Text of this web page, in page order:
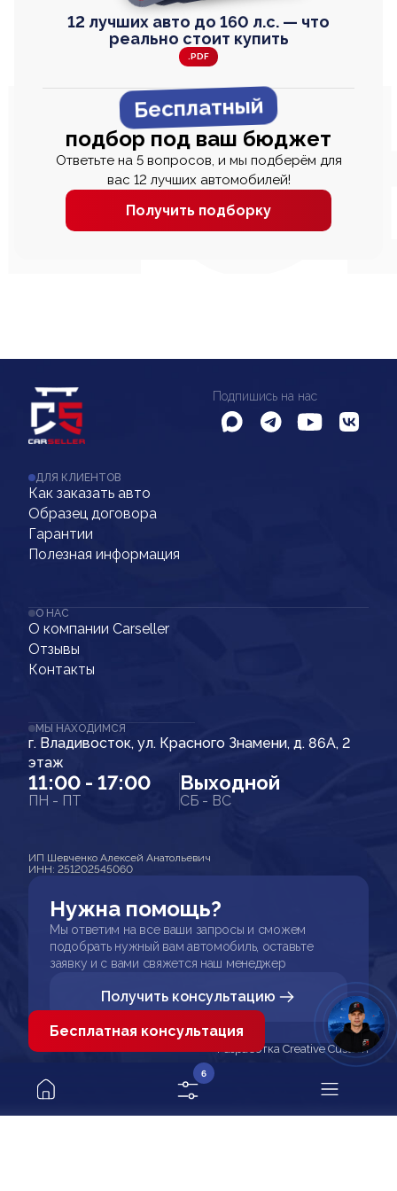
12 лучших авто до 160 л.с. — что
реально стоит купить
.PDF
Бесплатный
подбор под ваш бюджет
Ответьте на 5 вопросов, и мы подберём для
вас 12 лучших автомобилей!
Получить подборку
Подпишись на нас
ДЛЯ КЛИЕНТОВ
Как заказать авто
Образец договора
Гарантии
Полезная информация
О НАС
О компании Carseller
Отзывы
Контакты
МЫ НАХОДИМСЯ
г. Владивосток, ул. Красного Знамени, д. 86А, 2
этаж
11:00 - 17:00
ПН - ПТ
Выходной
СБ - ВС
ИП Шевченко Алексей Анатольевич
ИНН: 251202545060
Нужна помощь?
Мы ответим на все ваши запросы и сможем
подобрать нужный вам автомобиль, оставьте
заявку и с вами свяжется наш менеджер
Получить консультацию
Разработка Creative Custom
6
Бесплатная консультация